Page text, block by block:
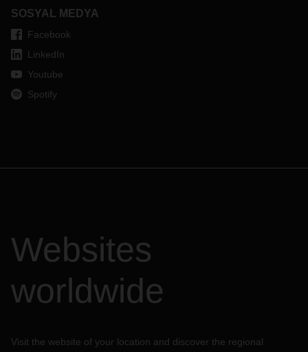
SOSYAL MEDYA
Facebook
LinkedIn
Youtube
Spotify
Websites
worldwide
Visit the website of your location and discover the regional